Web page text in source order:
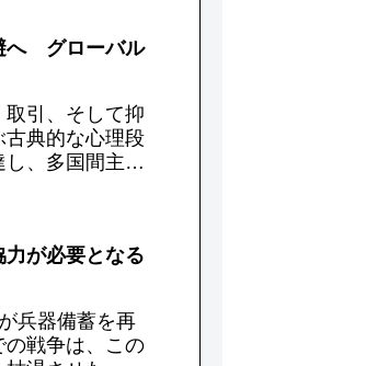
へ グローバル
引、そして抑
古典的な心理段
、多国間主義
が必要となる
兵器備蓄を再
戦争は、この